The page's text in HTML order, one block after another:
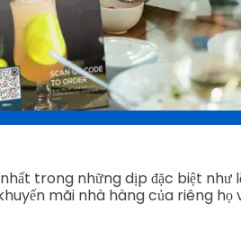
trong những dịp đặc biệt như
mãi nhà hàng của riêng họ